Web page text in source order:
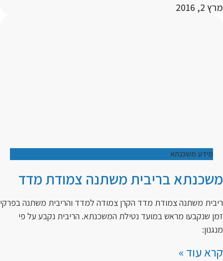
מרץ 2, 2016
מידע משכנתא
משכנתא בריבית משתנה צמודת מדד
ריבית משתנה צמודת מדד הקרן צמודה למדד והריבית משתנה בפרקי
זמן שנקבעו מראש במועד נטילת המשכנתא. הריבית נקבע על פי
מנגנון:
קרא עוד »